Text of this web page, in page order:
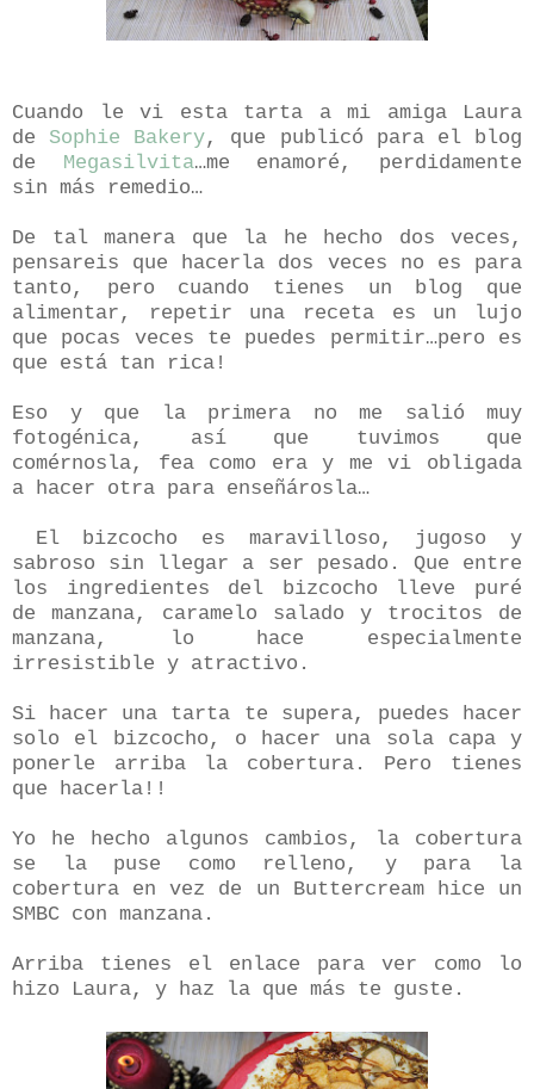
Cuando le vi esta tarta a mi amiga Laura
de Sophie Bakery, que publicó para el blog
de Megasilvita…me enamoré, perdidamente
sin más remedio…
De tal manera que la he hecho dos veces,
pensareis que hacerla dos veces no es para
tanto, pero cuando tienes un blog que
alimentar, repetir una receta es un lujo
que pocas veces te puedes permitir…pero es
que está tan rica!
Eso y que la primera no me salió muy
fotogénica, así que tuvimos que
comérnosla, fea como era y me vi obligada
a hacer otra para enseñárosla…
El bizcocho es maravilloso, jugoso y
sabroso sin llegar a ser pesado. Que entre
los ingredientes del bizcocho lleve puré
de manzana, caramelo salado y trocitos de
manzana, lo hace especialmente
irresistible y atractivo.
Si hacer una tarta te supera, puedes hacer
solo el bizcocho, o hacer una sola capa y
ponerle arriba la cobertura. Pero tienes
que hacerla!!
Yo he hecho algunos cambios, la cobertura
se la puse como relleno, y para la
cobertura en vez de un Buttercream hice un
SMBC con manzana.
Arriba tienes el enlace para ver como lo
hizo Laura, y haz la que más te guste.